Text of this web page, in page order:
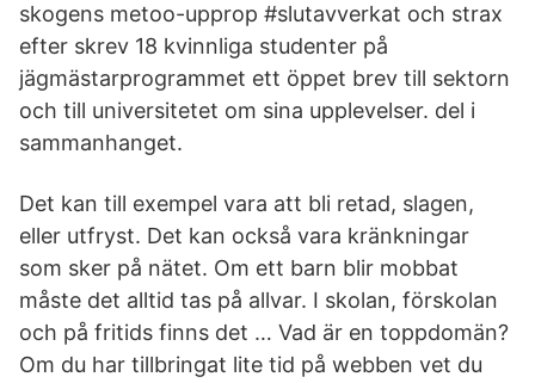
skogens metoo-upprop #slutavverkat och strax
efter skrev 18 kvinnliga studenter på
jägmästarprogrammet ett öppet brev till sektorn
och till universitetet om sina upplevelser. del i
sammanhanget.
Det kan till exempel vara att bli retad, slagen,
eller utfryst. Det kan också vara kränkningar
som sker på nätet. Om ett barn blir mobbat
måste det alltid tas på allvar. I skolan, förskolan
och på fritids finns det … Vad är en toppdomän?
Om du har tillbringat lite tid på webben vet du